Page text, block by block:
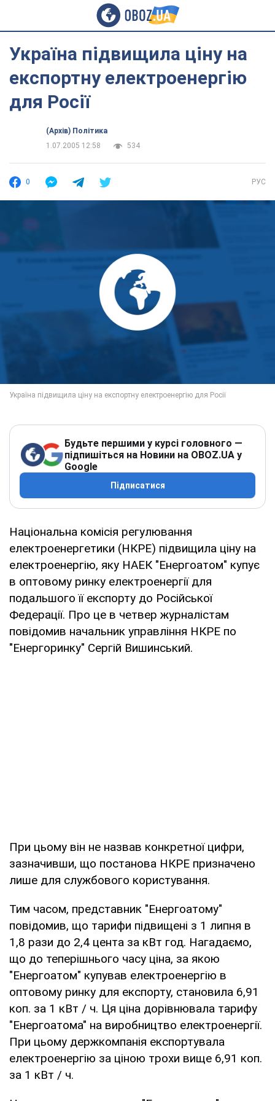
Україна підвищила ціну на
експортну електроенергію
для Росії
(Архів) Політика
1.07.2005 12:58
534
0 РУС
Будьте першими у курсі головного —
підпишіться на Новини на OBOZ.UA у
Google
Підписатися
Національна комісія регулювання
електроенергетики (НКРЕ) підвищила ціну на
електроенергію, яку НАЕК "Енергоатом" купує
в оптовому ринку електроенергії для
подальшого її експорту до Російської
Федерації. Про це в четвер журналістам
повідомив начальник управління НКРЕ по
"Енергоринку" Сергій Вишинський.
При цьому він не назвав конкретної цифри,
зазначивши, що постанова НКРЕ призначено
лише для службового користування.
Тим часом, представник "Енергоатому"
повідомив, що тарифи підвищені з 1 липня в
1,8 рази до 2,4 цента за кВт год. Нагадаємо,
що до теперішнього часу ціна, за якою
"Енергоатом" купував електроенергію в
оптовому ринку для експорту, становила 6,91
коп. за 1 кВт / ч. Ця ціна дорівнювала тарифу
"Енергоатома" на виробництво електроенергії.
При цьому держкомпанія експортувала
електроенергію за ціною трохи вище 6,91 коп.
за 1 кВт / ч.